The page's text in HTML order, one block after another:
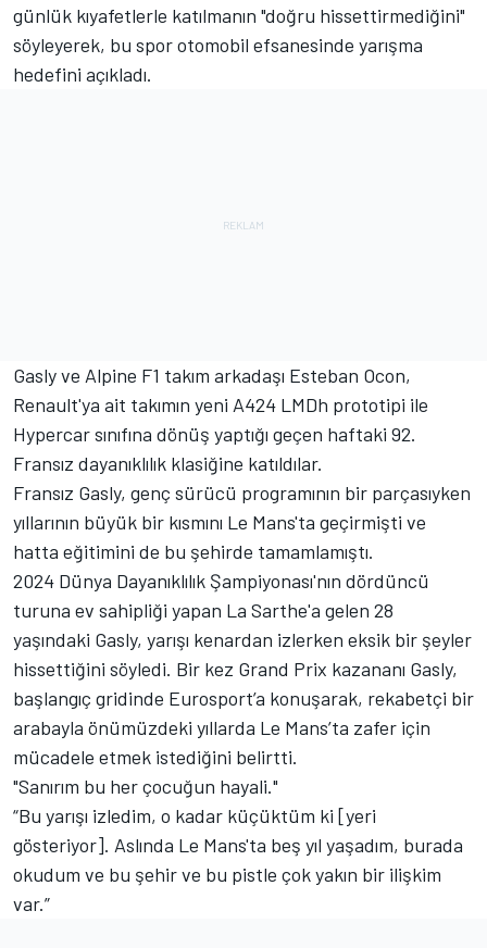
günlük kıyafetlerle katılmanın "doğru hissettirmediğini"
söyleyerek, bu spor otomobil efsanesinde yarışma
hedefini açıkladı.
Gasly ve Alpine F1 takım arkadaşı Esteban Ocon,
Renault'ya ait takımın yeni A424 LMDh prototipi ile
Hypercar sınıfına dönüş yaptığı geçen haftaki 92.
Fransız dayanıklılık klasiğine katıldılar.
Fransız Gasly, genç sürücü programının bir parçasıyken
yıllarının büyük bir kısmını Le Mans'ta geçirmişti ve
hatta eğitimini de bu şehirde tamamlamıştı.
2024 Dünya Dayanıklılık Şampiyonası'nın dördüncü
turuna ev sahipliği yapan La Sarthe'a gelen 28
yaşındaki Gasly, yarışı kenardan izlerken eksik bir şeyler
hissettiğini söyledi. Bir kez Grand Prix kazananı Gasly,
başlangıç gridinde Eurosport’a konuşarak, rekabetçi bir
arabayla önümüzdeki yıllarda Le Mans’ta zafer için
mücadele etmek istediğini belirtti.
"Sanırım bu her çocuğun hayali."
“Bu yarışı izledim, o kadar küçüktüm ki [yeri
gösteriyor]. Aslında Le Mans'ta beş yıl yaşadım, burada
okudum ve bu şehir ve bu pistle çok yakın bir ilişkim
var.”